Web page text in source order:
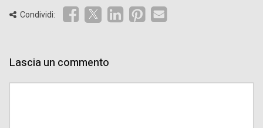
Condividi:
Lascia un commento